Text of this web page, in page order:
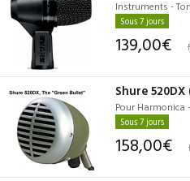
Instruments -
Sous 7 jours
139,00€
Shure
Pour Harmonica
Sous 7 jours
158,00€